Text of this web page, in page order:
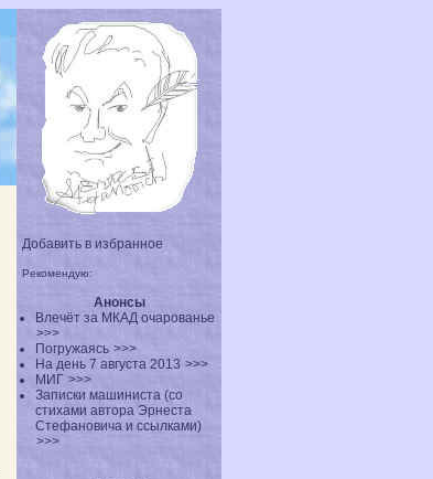
Добавить в избранное
Рекомендую:
Анонсы
Влечёт за МКАД очарованье
>>>
Погружаясь >>>
На день 7 августа 2013 >>>
МИГ >>>
Записки машиниста (со
стихами автора Эрнеста
Стефановича и ссылками)
>>>